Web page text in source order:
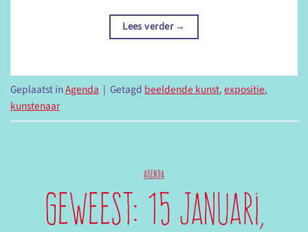
Lees verder→
Geplaatst inAgenda | Getagd beeldende kunst,expositie,
kunstenaar
AGENDA
Geweest: 15 januari,